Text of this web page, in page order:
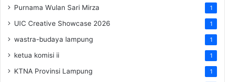
Purnama Wulan Sari Mirza 1
UIC Creative Showcase 2026 1
wastra-budaya lampung 1
ketua komisi ii 1
KTNA Provinsi Lampung 1